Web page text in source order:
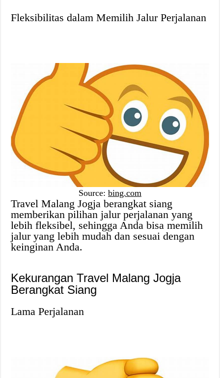
Fleksibilitas dalam Memilih Jalur Perjalanan
Source: bing.com
Travel Malang Jogja berangkat siang
memberikan pilihan jalur perjalanan yang
lebih fleksibel, sehingga Anda bisa memilih
jalur yang lebih mudah dan sesuai dengan
keinginan Anda.
Kekurangan Travel Malang Jogja
Berangkat Siang
Lama Perjalanan